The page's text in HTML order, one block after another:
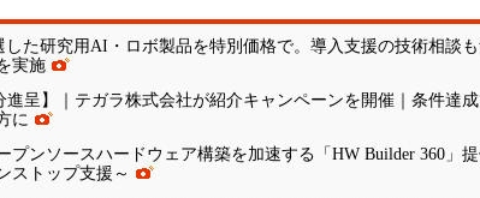
した研究用AI・ロボ製品を特別価格で。導入支援の技術相談
実施
進呈】｜テガラ株式会社が紹介キャンペーンを開催｜条件達
に
プンソースハードウェア構築を加速する「HW Builder 360」
ストップ支援～